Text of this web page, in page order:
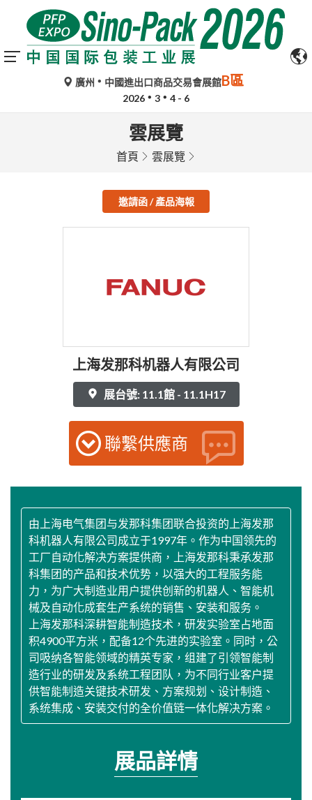
廣州 中國進出口商品交易會展館B區
2026 3 4 - 6
雲展覽
首頁 雲展覽
邀請函 / 產品海報
上海发那科机器人有限公司
展台號: 11.1館 - 11.1H17
聯繫供應商
由上海电气集团与发那科集团联合投资的上海发那
科机器人有限公司成立于1997年。作为中国领先的
工厂自动化解决方案提供商，上海发那科秉承发那
科集团的产品和技术优势，以强大的工程服务能
力，为广大制造业用户提供创新的机器人、智能机
械及自动化成套生产系统的销售、安装和服务。
上海发那科深耕智能制造技术，研发实验室占地面
积4900平方米，配备12个先进的实验室。同时，公
司吸纳各智能领域的精英专家，组建了引领智能制
造行业的研发及系统工程团队，为不同行业客户提
供智能制造关键技术研发、方案规划、设计制造、
系统集成、安装交付的全价值链一体化解决方案。
展品詳情